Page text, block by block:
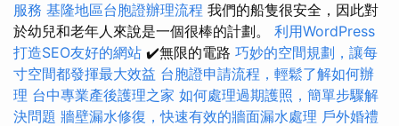
服務 基隆地區台胞證辦理流程 我們的船隻很安全，因此對
於幼兒和老年人來說是一個很棒的計劃。 利用WordPress
打造SEO友好的網站 ✔️無限的電路 巧妙的空間規劃，讓每
寸空間都發揮最大效益 台胞證申請流程，輕鬆了解如何辦
理 台中專業產後護理之家 如何處理過期護照，簡單步驟解
決問題 牆壁漏水修復，快速有效的牆面漏水處理 戶外婚禮